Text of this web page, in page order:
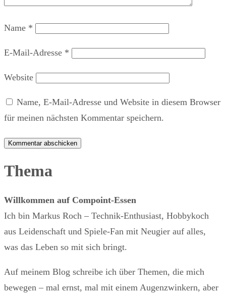
Name *
E-Mail-Adresse *
Website
Name, E-Mail-Adresse und Website in diesem Browser
für meinen nächsten Kommentar speichern.
Thema
Willkommen auf Compoint-Essen
Ich bin Markus Roch – Technik-Enthusiast, Hobbykoch
aus Leidenschaft und Spiele-Fan mit Neugier auf alles,
was das Leben so mit sich bringt.
Auf meinem Blog schreibe ich über Themen, die mich
bewegen – mal ernst, mal mit einem Augenzwinkern, aber